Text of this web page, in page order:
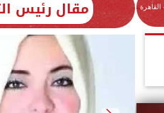
القاهرة مقال رئيس